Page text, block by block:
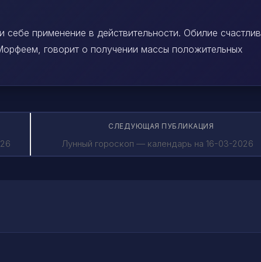
применение в действительности. Обилие
говорит о получении массы положительных
СЛЕДУЮЩАЯ ПУБЛИКАЦИЯ
Лунный гороскоп — календарь на 16-03-2026